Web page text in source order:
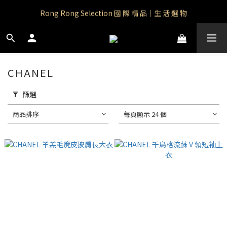
Rong Rong Paradise｜知名IP授權品牌｜Care Bears
Rong Rong Selection 國 際 精 品｜生 活 選 物
Rong Rong Selection服 飾 | 自 訂 品 牌 服 飾
CHANEL
篩選
商品排序 每頁顯示 24 個